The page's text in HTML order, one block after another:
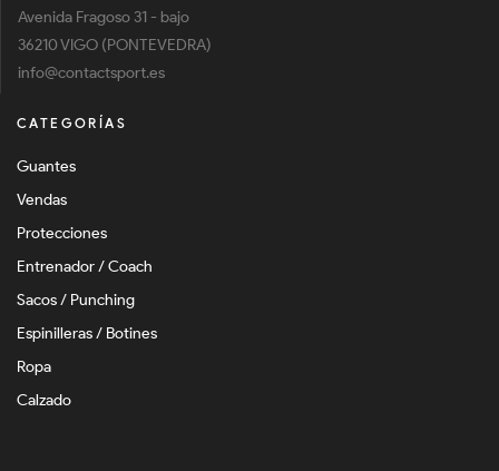
Avenida Fragoso 31 - bajo
36210 VIGO (PONTEVEDRA)
info@contactsport.es
CATEGORÍAS
Guantes
Vendas
Protecciones
Entrenador / Coach
Sacos / Punching
Espinilleras / Botines
Ropa
Calzado